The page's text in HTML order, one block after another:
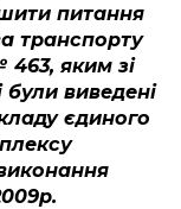
питання
транспорту
463, яким зі
були виведені
єдиного